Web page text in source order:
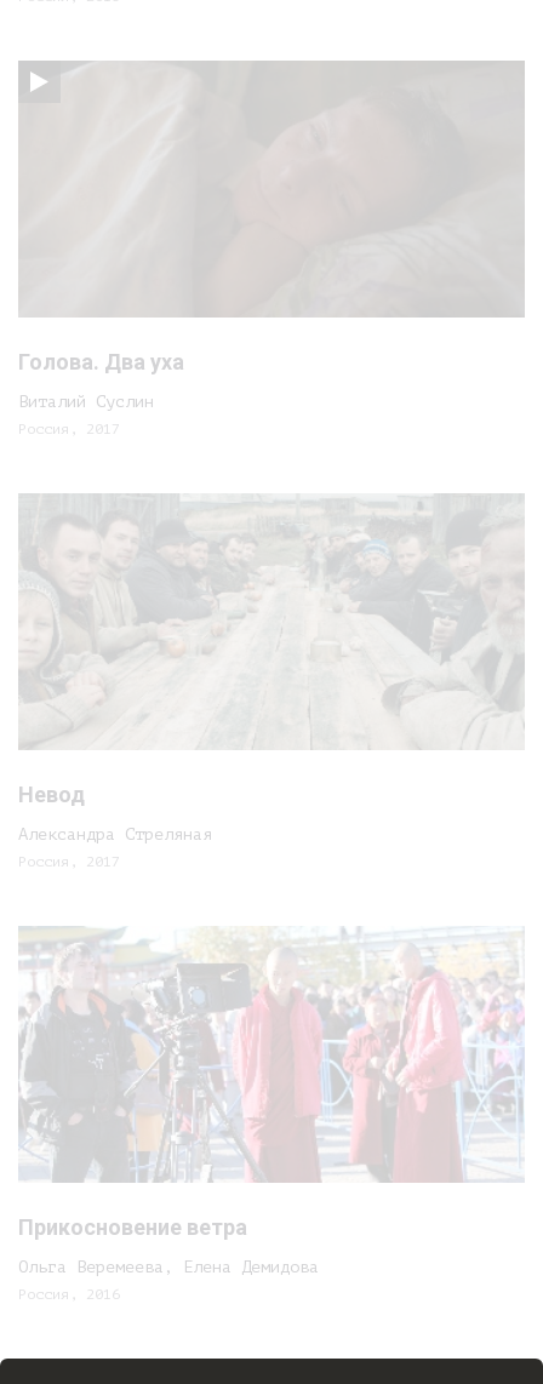
Голова. Два уха
Виталий Суслин
Россия, 2017
Невод
Александра Стреляная
Россия, 2017
Прикосновение ветра
Ольга Веремеева, Елена Демидова
Россия, 2016